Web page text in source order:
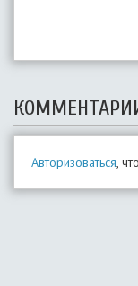
Авторизоваться,